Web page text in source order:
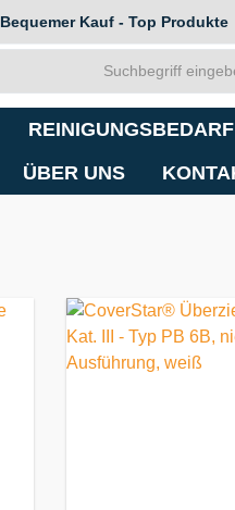
Bequemer Kauf - Top Produkte
REINIGUNGSBEDARF
ÜBER UNS